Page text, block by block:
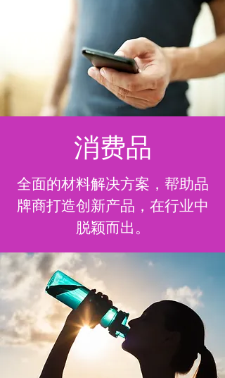
消费品
全面的材料解决方案，帮助品
牌商打造创新产品，在行业中
脱颖而出。